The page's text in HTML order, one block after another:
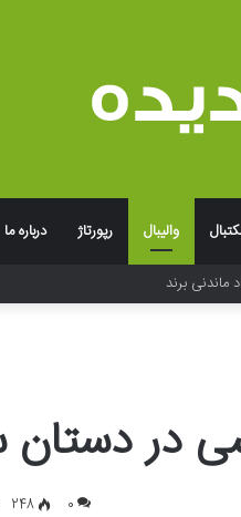
والیبال رپورتاژ درباره ما
در دستان
0
248